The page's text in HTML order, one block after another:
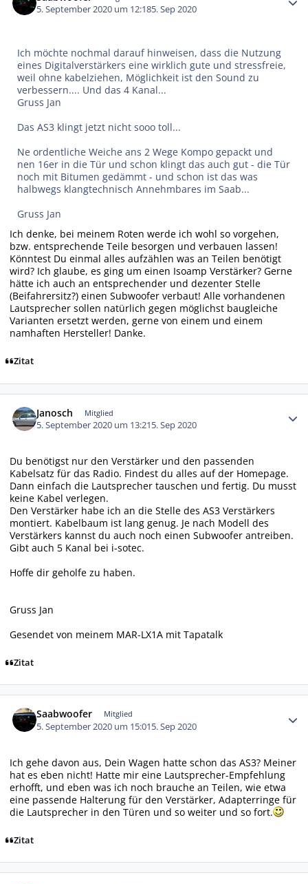
5. September 2020 um 12:185. Sep 2020
Ich möchte nochmal darauf hinweisen, dass die Nutzung
eines Digitalverstärkers eine wirklich gute und stressfreie,
weil ohne kabelziehen, Möglichkeit ist den Sound zu
verbessern.... Und das 4 Kanal...
Gruss Jan
Das AS3 klingt jetzt nicht sooo toll...
Ne ordentliche Weiche ans 2 Wege Kompo gepackt und
nen 16er in die Tür und schon klingt das auch gut - die Tür
noch mit Bitumen gedämmt - und schon ist das was
halbwegs klangtechnisch Annehmbares im Saab...
Gruss Jan
Ich denke, bei meinem Roten werde ich wohl so vorgehen,
bzw. entsprechende Teile besorgen und verbauen lassen!
Könntest Du einmal alles aufzählen was an Teilen benötigt
wird? Ich glaube, es ging um einen Isoamp Verstärker? Gerne
hätte ich auch an entsprechender und dezenter Stelle
(Beifahrersitz?) einen Subwoofer verbaut! Alle vorhandenen
Lautsprecher sollen natürlich gegen möglichst baugleiche
Varianten ersetzt werden, gerne von einem und einem
namhaften Hersteller! Danke.
Zitat
Janosch Mitglied
5. September 2020 um 13:215. Sep 2020
Du benötigst nur den Verstärker und den passenden
Kabelsatz für das Radio. Findest du alles auf der Homepage.
Dann einfach die Lautsprecher tauschen und fertig. Du musst
keine Kabel verlegen.
Den Verstärker habe ich an die Stelle des AS3 Verstärkers
montiert. Kabelbaum ist lang genug. Je nach Modell des
Verstärkers kannst du auch noch einen Subwoofer antreiben.
Gibt auch 5 Kanal bei i-sotec.
Hoffe dir geholfe zu haben.
Gruss Jan
Gesendet von meinem MAR-LX1A mit Tapatalk
Zitat
Saabwoofer Mitglied
5. September 2020 um 15:015. Sep 2020
Ich gehe davon aus, Dein Wagen hatte schon das AS3? Meiner
hat es eben nicht! Hatte mir eine Lautsprecher-Empfehlung
erhofft, und eben was ich noch brauche an Teilen, wie etwa
eine passende Halterung für den Verstärker, Adapterringe für
die Lautsprecher in den Türen und so weiter und so fort.
Zitat